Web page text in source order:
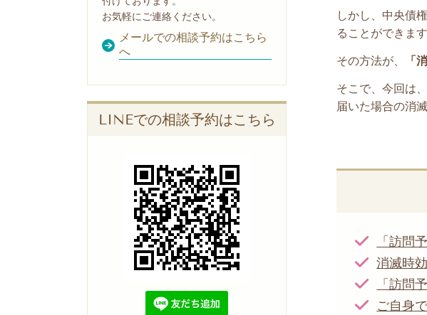
しかし、中央債
ることができます
その方法が、 「
そこで、今回は
届いた場合の消
「訪問
消滅時
「訪問
ご自身
お気軽にご連絡ください。
メールでの相談予約はこちら
へ
LINEでの相談予約はこちら